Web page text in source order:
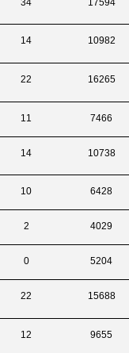
34 17594
14 10982
22 16265
11 7466
14 10738
10 6428
2 4029
0 5204
22 15688
12 9655